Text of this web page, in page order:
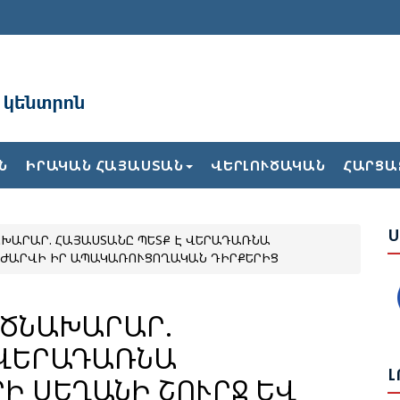
ԻՐԱԿԱՆ ՀԱՅԱՍՏԱՆ ՎԵՐԼՈՒԾԱԿԱՆ
ՀԱՅԱՍՏԱՆԸ ՊԵՏՔ Է ՎԵՐԱԴԱՌՆԱ
ԻՐ ԱՊԱԿԱՌՈՒՑՈՂԱԿԱՆ ԴԻՐՔԵՐԻՑ
ՍԵՂԱՆԻ ՇՈՒՐՋ ԵՎ